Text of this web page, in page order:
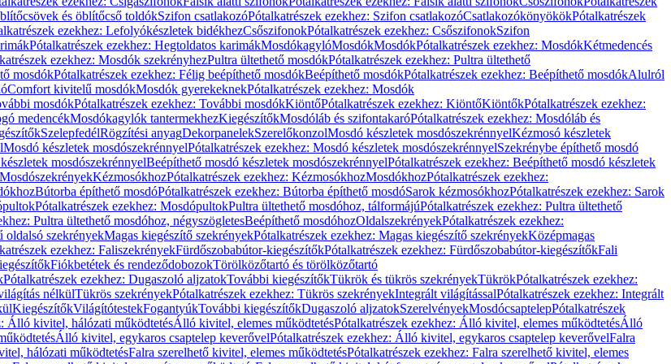
és öblítőcső toldókSzifon csatlakozóPótalkatrészek ezekhez: Szifon csatlakozóCsatlakozókönyökökPótalkatrészek
ezekhez: Lefolyókészletek bidékhezCsőszifonokPótalkatrészek ezekhez: CsőszifonokSzifon
Pótalkatrészek ezekhez: Hegtoldatos karimákMosdókagylóMosdókMosdókPótalkatrészek ezekhez: MosdókKétmedencés
ezekhez: Mosdók szekrényhezPultra ültethető mosdókPótalkatrészek ezekhez: Pultra ültethető
mosdókPótalkatrészek ezekhez: Félig beépíthető mosdókBeépíthető mosdókPótalkatrészek ezekhez: Beépíthető mosdókAlulról
Comfort kivitelű mosdókMosdók gyerekeknekPótalkatrészek ezekhez: Mosdók
mosdókPótalkatrészek ezekhez: További mosdókKiöntőPótalkatrészek ezekhez: KiöntőKiöntőkPótalkatrészek ezekhez:
medencékMosdókagylók tantermekhezKiegészítőkMosdóláb és szifontakaróPótalkatrészek ezekhez: Mosdóláb és
SzelepfedélRögzítési anyagDekorpanelekSzerelőkonzolMosdó készletek mosdószekrénnyelKézmosó készletek
Mosdó készletek mosdószekrénnyelPótalkatrészek ezekhez: Mosdó készletek mosdószekrénnyelSzekrénybe építhető mosdó
mosdószekrénnyelBeépíthető mosdó készletek mosdószekrénnyelPótalkatrészek ezekhez: Beépíthető mosdó készletek
KézmosókhozPótalkatrészek ezekhez: KézmosókhozMosdókhozPótalkatrészek ezekhez:
Bútorba építhető mosdóPótalkatrészek ezekhez: Bútorba építhető mosdóSarok kézmosókhozPótalkatrészek ezekhez: Sarok
Pótalkatrészek ezekhez: MosdópultokPultra ültethető mosdóhoz, tálformájúPótalkatrészek ezekhez: Pultra ültethető
Pultra ültethető mosdóhoz, négyszögletesBeépíthető mosdóhozOldalszekrényekPótalkatrészek ezekhez:
oldalsó szekrényekMagas kiegészítő szekrényekPótalkatrészek ezekhez: Magas kiegészítő szekrényekKözépmagas
ezekhez: FaliszekrényekFürdőszobabútor-kiegészítőkPótalkatrészek ezekhez: Fürdőszobabútor-kiegészítőkFali
Fiókbetétek és rendeződobozokTörölközőtartó és törölközőtartó
Pótalkatrészek ezekhez: Dugaszoló aljzatokTovábbi kiegészítőkTükrök és tükrös szekrényekTükrökPótalkatrészek ezekhez:
nélkülTükrös szekrényekPótalkatrészek ezekhez: Tükrös szekrényekIntegrált világítássalPótalkatrészek ezekhez: Integrált
KiegészítőkVilágítótestekFogantyúkTovábbi kiegészítőkDugaszoló aljzatokSzerelvényekMosdócsaptelepPótalkatrészek
Álló kivitel, hálózati működtetésÁlló kivitel, elemes működtetésPótalkatrészek ezekhez: Álló kivitel, elemes működtetésÁlló
Álló kivitel, egykaros csaptelep keverővelPótalkatrészek ezekhez: Álló kivitel, egykaros csaptelep keverővelFalra
hálózati működtetésFalra szerelhető kivitel, elemes működtetésPótalkatrészek ezekhez: Falra szerelhető kivitel, elemes